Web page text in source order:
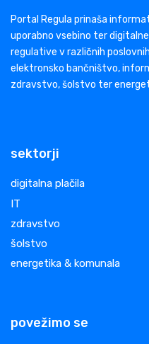
Portal Regula prinaša
uporabno vsebino ter
regulative v različnih
elektronsko bančništvo,
zdravstvo, šolstvo ter
sektorji
digitalna plačila
IT
zdravstvo
šolstvo
energetika & komunala
povežimo se